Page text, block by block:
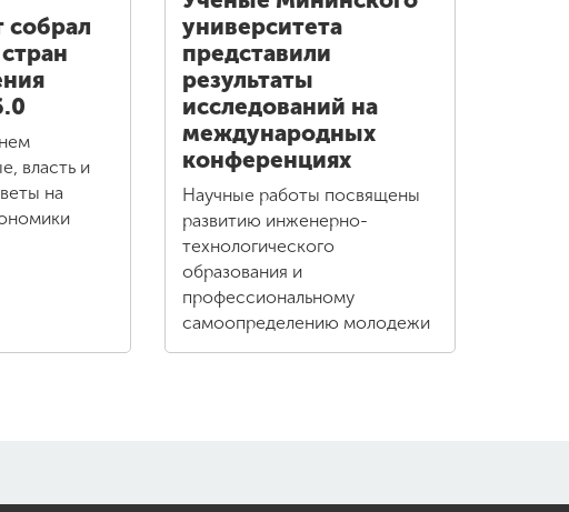
собрал
власть и
на
университета
представили
результаты
исследований на
международных
конференциях
Научные работы посвящены
развитию инженерно-
технологического
образования и
профессиональному
самоопределению молодежи